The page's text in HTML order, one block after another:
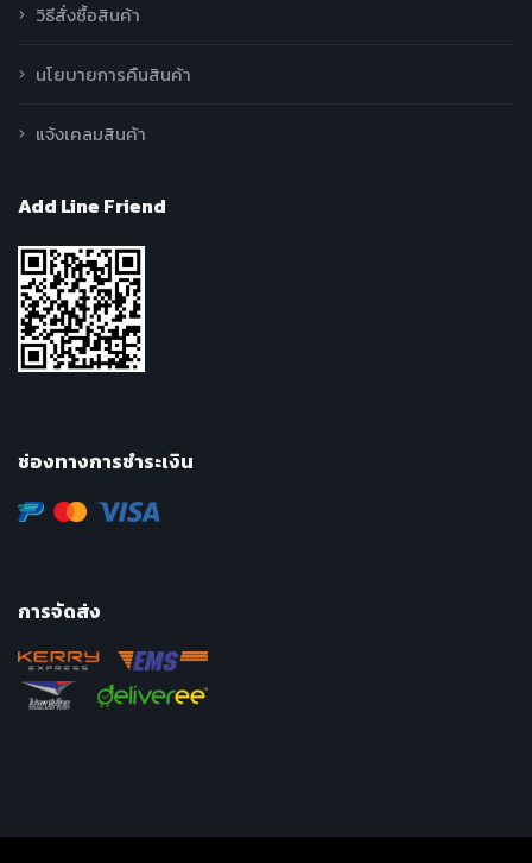
วิธีสั่งซื้อสินค้า
นโยบายการคืนสินค้า
แจ้งเคลมสินค้า
Add Line Friend
ช่องทางการชำระเงิน
การจัดส่ง